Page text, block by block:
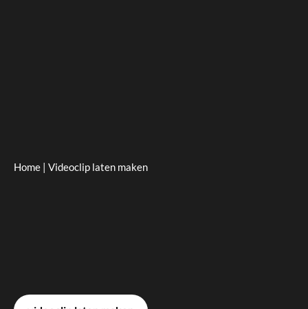
Home | Videoclip laten maken